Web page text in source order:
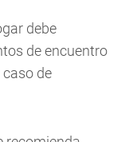
debe
de encuentro
de